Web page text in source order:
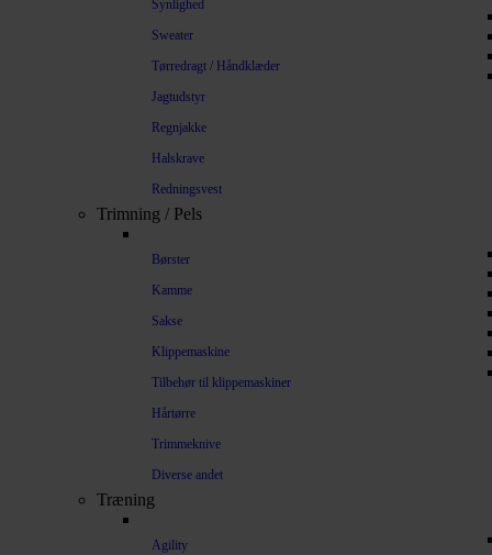
Synlighed
Sweater
Tørredragt / Håndklæder
Jagtudstyr
Regnjakke
Halskrave
Redningsvest
Trimning / Pels
Børster
Kamme
Sakse
Klippemaskine
Tilbehør til klippemaskiner
Hårtørre
Trimmeknive
Diverse andet
Træning
Agility